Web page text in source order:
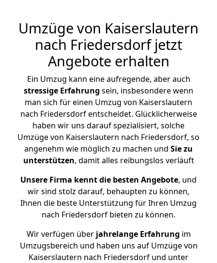
Umzüge von Kaiserslautern
nach Friedersdorf jetzt
Angebote erhalten
Ein Umzug kann eine aufregende, aber auch
stressige Erfahrung sein, insbesondere wenn
man sich für einen Umzug von Kaiserslautern
nach Friedersdorf entscheidet. Glücklicherweise
haben wir uns darauf spezialisiert, solche
Umzüge von Kaiserslautern nach Friedersdorf, so
angenehm wie möglich zu machen und Sie zu
unterstützen, damit alles reibungslos verläuft
Unsere Firma kennt die besten Angebote, und
wir sind stolz darauf, behaupten zu können,
Ihnen die beste Unterstützung für Ihren Umzug
nach Friedersdorf bieten zu können.
Wir verfügen überjahrelange Erfahrung im
Umzugsbereich und haben uns auf Umzüge von
Kaiserslautern nach Friedersdorf und unter